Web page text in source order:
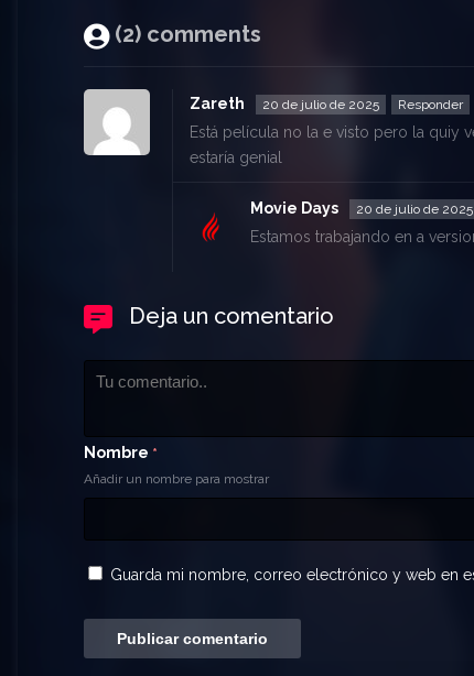
(2) comments
Zareth 20 de julio de 2025 Responder
Está película no la e visto pero la quiy
estaría genial
Movie Days 20 de julio de 2025
Estamos trabajando en a
Deja un comentario
Nombre *
Añadir un nombre para mostrar
Guarda mi nombre, correo electrónico y web en